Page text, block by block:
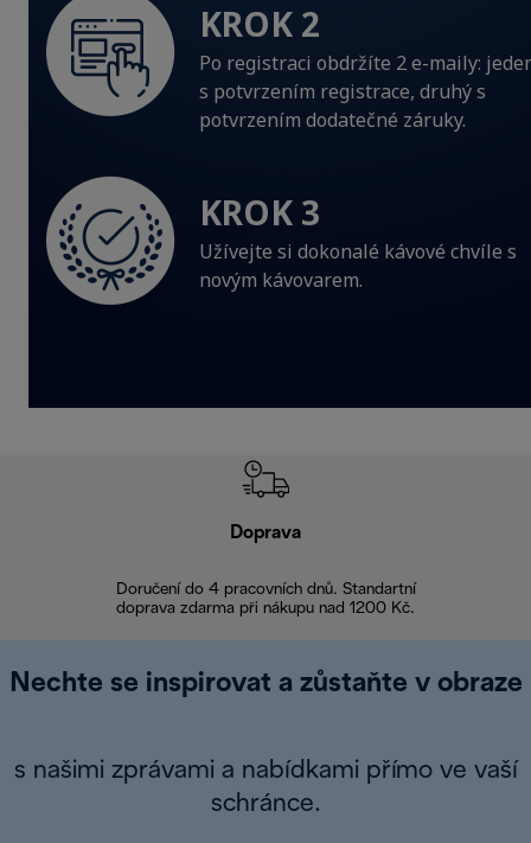
KROK 2
Po registraci obdržíte 2 e-maily:
s potvrzením registrace, druhý s
potvrzením dodatečné záruky.
KROK 3
Užívejte si dokonalé kávové chvíle s
novým kávovarem.
Doprava
Doručení do 4 pracovních dnů. Standartní
doprava zdarma při nákupu nad 1200 Kč.
Nechte se inspirovat a zůstaňte v obraze
s našimi zprávami a nabídkami přímo ve vaší
schránce.